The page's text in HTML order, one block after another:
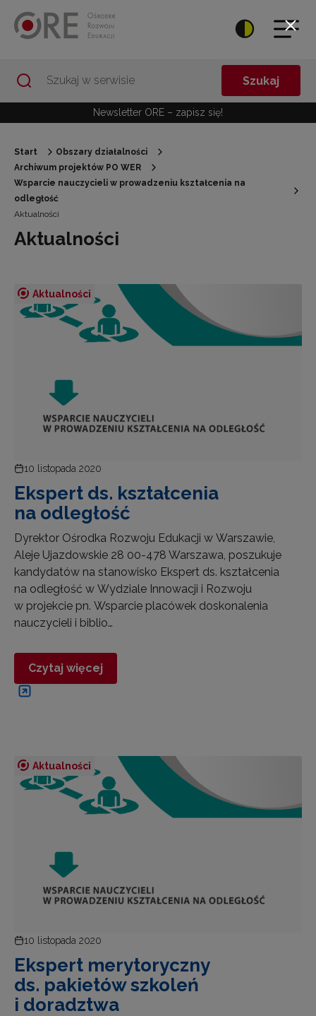
Szukaj
Newsletter ORE – zapisz się!
Start
Obszary działalności
Archiwum projektów PO WER
Wsparcie nauczycieli w prowadzeniu kształcenia na
odległość
Aktualności
Aktualności
Aktualności
10 listopada 2020
Ekspert ds. kształcenia
na odległość
Dyrektor Ośrodka Rozwoju Edukacji w Warszawie,
Aleje Ujazdowskie 28 00-478 Warszawa, poszukuje
kandydatów na stanowisko Ekspert ds. kształcenia
na odległość w Wydziale Innowacji i Rozwoju
w projekcie pn. Wsparcie placówek doskonalenia
nauczycieli i biblio…
Czytaj więcej
Aktualności
10 listopada 2020
Ekspert merytoryczny
ds. pakietów szkoleń
i doradztwa